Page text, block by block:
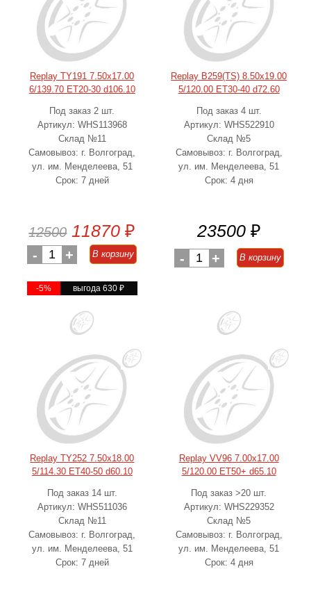
Replay TY191 7.50x17.00
6/139.70 ET20-30 d106.10
Под заказ 2 шт.
Артикул: WHS113968
Склад №11
Самовывоз: г. Волгоград,
ул. им. Менделеева, 51
Срок: 7 дней
12500 11870 ₽
- 1 + В корзину
-5% выгода 630₽
Replay B259(TS) 8.50x19.00
5/120.00 ET30-40 d72.60
Под заказ 4 шт.
Артикул: WHS522910
Склад №5
Самовывоз: г. Волгоград,
ул. им. Менделеева, 51
Срок: 4 дня
23500 ₽
- 1 + В корзину
Replay TY252 7.50x18.00
5/114.30 ET40-50 d60.10
Под заказ 14 шт.
Артикул: WHS511036
Склад №11
Самовывоз: г. Волгоград,
ул. им. Менделеева, 51
Срок: 7 дней
Replay VV96 7.00x17.00
5/120.00 ET50+ d65.10
Под заказ >20 шт.
Артикул: WHS229352
Склад №5
Самовывоз: г. Волгоград,
ул. им. Менделеева, 51
Срок: 4 дня